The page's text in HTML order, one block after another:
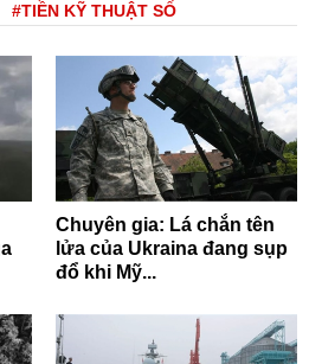
#TIỀN KỸ THUẬT SỐ
Chuyên gia: Lá chắn tên
lửa của Ukraina đang sụp
đổ khi Mỹ...